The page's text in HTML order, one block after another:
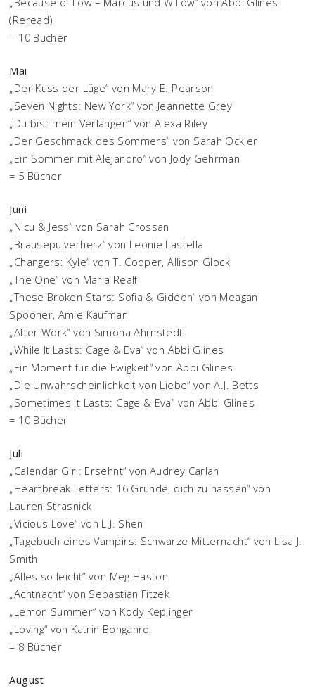
(Reread)
= 10 Bücher
Mai
„Der Kuss der Lüge“ von Mary E. Pearson
„Seven Nights: New York“ von Jeannette Grey
„Du bist mein Verlangen“ von Alexa Riley
„Der Geschmack des Sommers“ von Sarah Ockler
„Ein Sommer mit Alejandro“ von Jody Gehrman
= 5 Bücher
Juni
„Nicu & Jess“ von Sarah Crossan
„Brausepulverherz“ von Leonie Lastella
„Changers: Kyle“ von T. Cooper, Allison Glock
„The One“ von Maria Realf
„These Broken Stars: Sofia & Gideon“ von Meagan
Spooner, Amie Kaufman
„After Work“ von Simona Ahrnstedt
„While It Lasts: Cage & Eva“ von Abbi Glines
„Ein Moment für die Ewigkeit“ von Abbi Glines
„Die Unwahrscheinlichkeit von Liebe“ von A.J. Betts
„Sometimes It Lasts: Cage & Eva“ von Abbi Glines
= 10 Bücher
Juli
„Calendar Girl: Ersehnt“ von Audrey Carlan
„Heartbreak Letters: 16 Gründe, dich zu hassen“ von
Lauren Strasnick
„Vicious Love“ von L.J. Shen
„Tagebuch eines Vampirs: Schwarze Mitternacht“ von Lisa J.
Smith
„Alles so leicht“ von Meg Haston
„Achtnacht“ von Sebastian Fitzek
„Lemon Summer“ von Kody Keplinger
„Loving“ von Katrin Bonganrd
= 8 Bücher
August